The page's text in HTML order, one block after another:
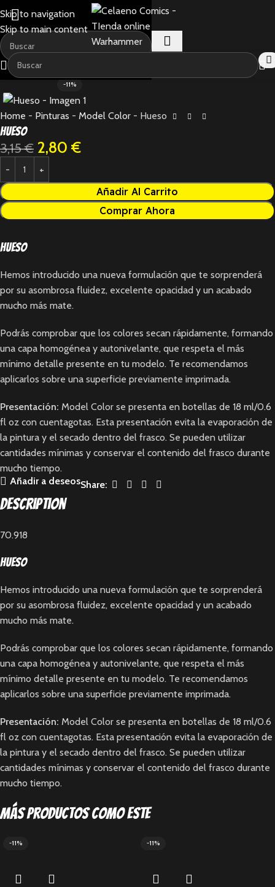
Skip to navigation
Skip to main content
-11%
Home - Pinturas - Model Color - Hueso
Hueso
3,15€ 2,80 €
Añadir Al Carrito
Comprar Ahora
Hueso
Hemos introducido una nueva formulación que te sorprenderá
por su asombrosa fluidez, excelente opacidad y un acabado
mucho más mate.
Podrás comprobar que los colores secan rápidamente, formando
una capa homogénea y autonivelante, que respeta el más
mínimo detalle presente en tu modelo. Te recomendamos
aplicarlos sobre una superficie previamente imprimada.
Presentación: Model Color se presenta en botellas de 18 ml/0.6
fl oz con cuentagotas. Esta presentación evita la evaporación de
la pintura y el secado dentro del frasco. Se pueden utilizar
cantidades mínimas y conservar el contenido del frasco durante
mucho tiempo.
Añadir a deseosShare:
Description
70.918
Hueso
Hemos introducido una nueva formulación que te sorprenderá
por su asombrosa fluidez, excelente opacidad y un acabado
mucho más mate.
Podrás comprobar que los colores secan rápidamente, formando
una capa homogénea y autonivelante, que respeta el más
mínimo detalle presente en tu modelo. Te recomendamos
aplicarlos sobre una superficie previamente imprimada.
Presentación: Model Color se presenta en botellas de 18 ml/0.6
fl oz con cuentagotas. Esta presentación evita la evaporación de
la pintura y el secado dentro del frasco. Se pueden utilizar
cantidades mínimas y conservar el contenido del frasco durante
mucho tiempo.
Más productos como este
-11% -11%